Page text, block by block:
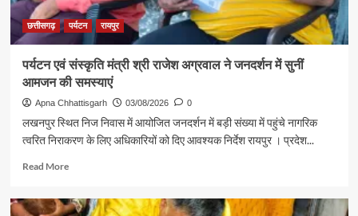
ने
की
छत्तीसगढ़ पर्यटन रायपुर
पर्यटन एवं संस्कृति मंत्री श्री राजेश अग्रवाल ने जनदर्शन में सुनीं
आमजन की समस्याएं
Apna Chhattisgarh 03/08/2026 0
लखनपुर स्थित निज निवास में आयोजित जनदर्शन में बड़ी संख्या में पहुंचे नागरिक
त्वरित निराकरण के लिए अधिकारियों को दिए आवश्यक निर्देश रायपुर । प्रदेश...
Read MoreRead
पर्यटन